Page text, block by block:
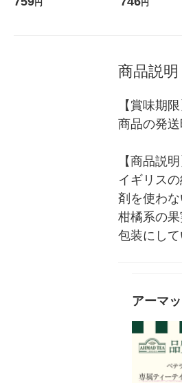
円 円
商品説明
【賞味期限
商品の発
【商品説明
イギリス
剤を使わ
柑橘系の
包装にし
アーマ